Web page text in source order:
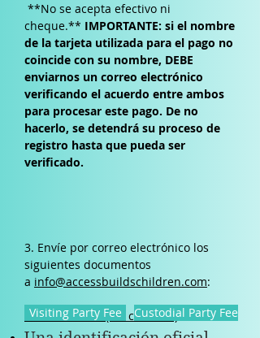
**No se acepta efectivo ni
cheque.** IMPORTANTE: si el nombre
de la tarjeta utilizada para el pago no
coincide con su nombre, DEBE
enviarnos un correo electrónico
verificando el acuerdo entre ambos
para procesar este pago. De no
hacerlo, se detendrá su proceso de
registro hasta que pueda ser
verificado.
3. Envíe por correo electrónico los
siguientes documentos
a info@accessbuildschildren.com:
Parte visitante (sin custodia)
Visiting Party Fee Custodial Party Fee